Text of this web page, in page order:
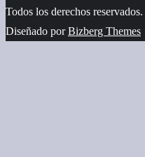
Todos los derechos reservados.
Diseñado porBizberg Themes